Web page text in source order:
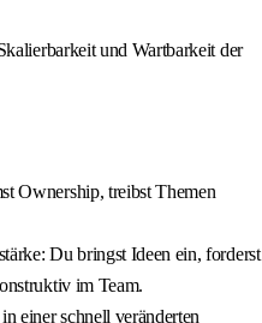
und Wartbarkeit der
Ownership, treibst Themen
Du bringst Ideen ein, forderst
im Team.
einer schnell veränderten